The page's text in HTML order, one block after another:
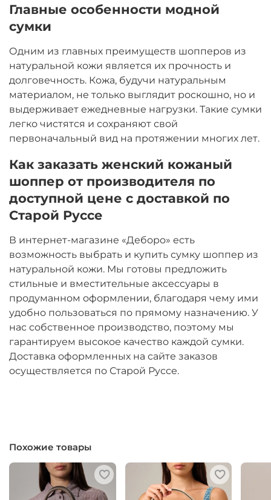
Главные особенности модной
сумки
Одним из главных преимуществ шопперов из
натуральной кожи является их прочность и
долговечность. Кожа, будучи натуральным
материалом, не только выглядит роскошно, но и
выдерживает ежедневные нагрузки. Такие сумки
легко чистятся и сохраняют свой
первоначальный вид на протяжении многих лет.
Как заказать женский кожаный
шоппер от производителя по
доступной цене с доставкой по
Старой Руссе
В интернет-магазине «Деборо» есть
возможность выбрать и купить сумку шоппер из
натуральной кожи. Мы готовы предложить
стильные и вместительные аксессуары в
продуманном оформлении, благодаря чему ими
удобно пользоваться по прямому назначению. У
нас собственное производство, поэтому мы
гарантируем высокое качество каждой сумки.
Доставка оформленных на сайте заказов
осуществляется по Старой Руссе.
Похожие товары